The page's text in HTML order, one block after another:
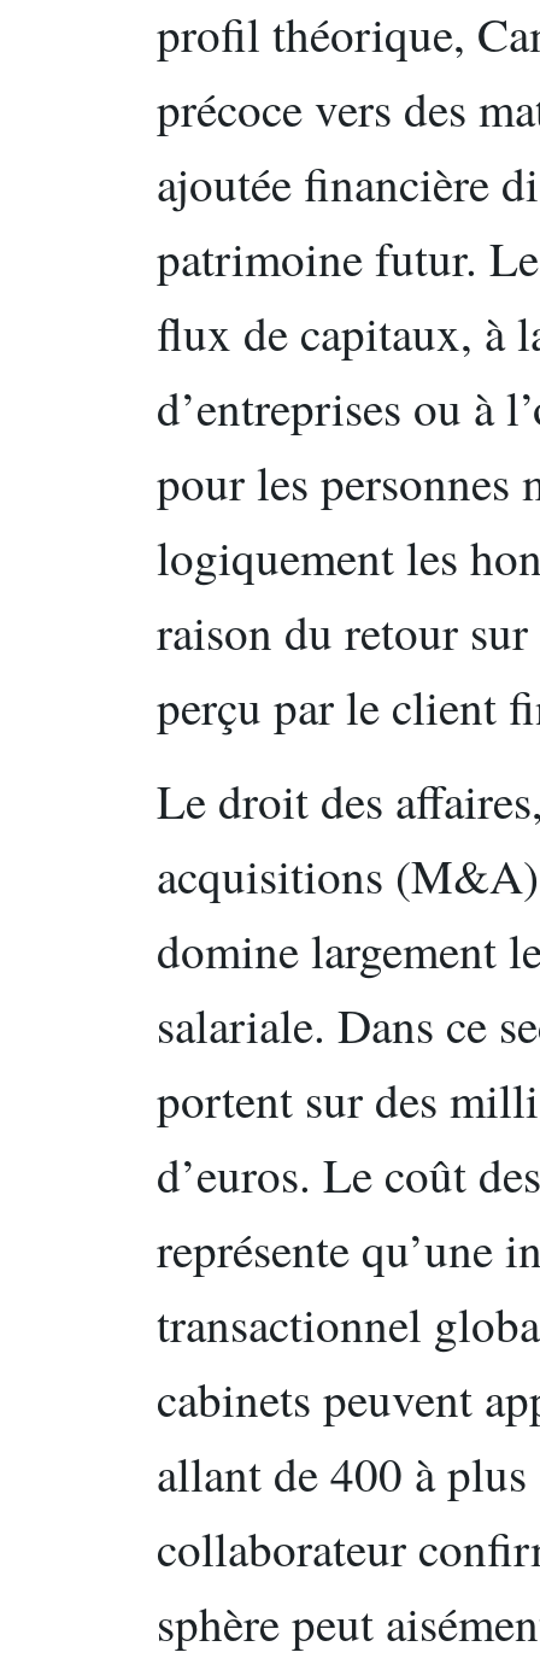
profil théorique,
précoce vers des
ajoutée financière
patrimoine futur.
flux de capitaux, à
d’entreprises ou à
pour les personnes
logiquement les
raison du retour
perçu par le client
Le droit des
acquisitions
domine largement
salariale. Dans ce
portent sur des
d’euros. Le coût
représente qu’une
transactionnel
cabinets peuvent
allant de 400 à
collaborateur
sphère peut